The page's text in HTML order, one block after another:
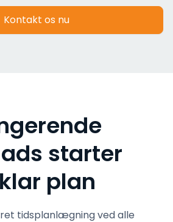
Kontakt os nu
starter
plan
tidsplanlægning ved alle